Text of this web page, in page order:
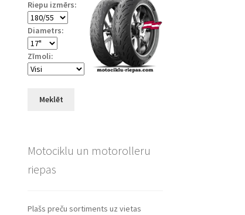
Riepu izmērs:
Diametrs:
Zīmoli:
Meklēt
Motociklu un motorolleru
riepas
Plašs preču sortiments uz vietas